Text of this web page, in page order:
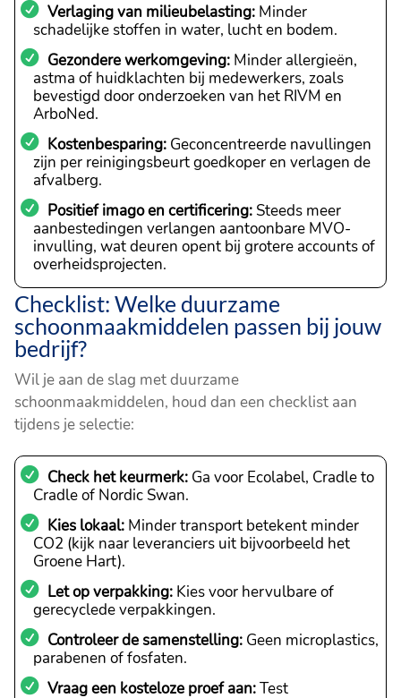
Verlaging van milieubelasting: Minder
schadelijke stoffen in water, lucht en bodem.
Gezondere werkomgeving: Minder allergieën,
astma of huidklachten bij medewerkers, zoals
bevestigd door onderzoeken van het RIVM en
ArboNed.
Kostenbesparing: Geconcentreerde navullingen
zijn per reinigingsbeurt goedkoper en verlagen de
afvalberg.
Positief imago en certificering: Steeds meer
aanbestedingen verlangen aantoonbare MVO-
invulling, wat deuren opent bij grotere accounts of
overheidsprojecten.
Checklist: Welke duurzame
schoonmaakmiddelen passen bij jouw
bedrijf?
Wil je aan de slag met duurzame
schoonmaakmiddelen, houd dan een checklist aan
tijdens je selectie:
Check het keurmerk: Ga voor Ecolabel, Cradle to
Cradle of Nordic Swan.
Kies lokaal: Minder transport betekent minder
CO2 (kijk naar leveranciers uit bijvoorbeeld het
Groene Hart).
Let op verpakking: Kies voor hervulbare of
gerecyclede verpakkingen.
Controleer de samenstelling: Geen microplastics,
parabenen of fosfaten.
Vraag een kosteloze proef aan:Test